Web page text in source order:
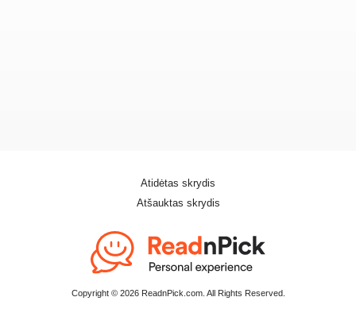
Copyright © 2026 ReadnPick.com. All Rights Reserved.
Atidėtas skrydis
Atšauktas skrydis